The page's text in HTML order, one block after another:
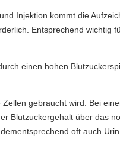
Injektion kommt die
Entsprechend wichtig
einen hohen
gebraucht wird. Bei
Blutzuckergehalt über das
oft auch